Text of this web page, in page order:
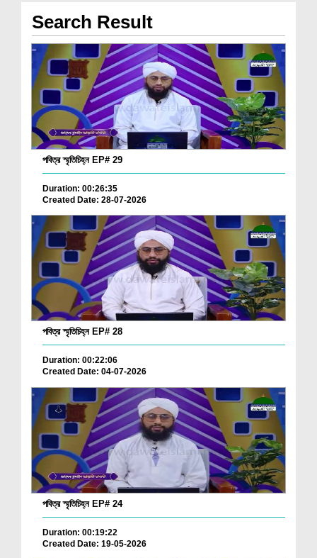
Search Result
পবিত্র স্মৃতিচিহ্ন EP# 29
Duration: 00:26:35
Created Date: 28-07-2026
পবিত্র স্মৃতিচিহ্ন EP# 28
Duration: 00:22:06
Created Date: 04-07-2026
পবিত্র স্মৃতিচিহ্ন EP# 24
Duration: 00:19:22
Created Date: 19-05-2026